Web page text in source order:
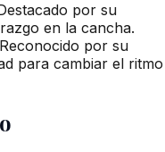
por su
en la cancha.
Reconocido por su
para cambiar el ritmo